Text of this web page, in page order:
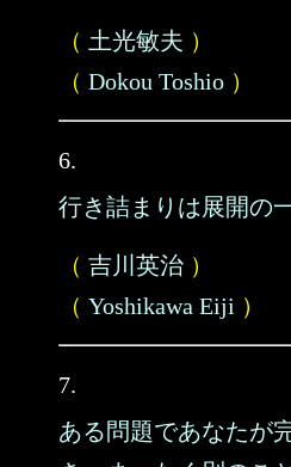
（ 土光敏夫 ）
（ Dokou Toshio ）
6.
行き詰まりは展開の
（ 吉川英治 ）
（ Yoshikawa Eiji ）
7.
ある問題であなたが